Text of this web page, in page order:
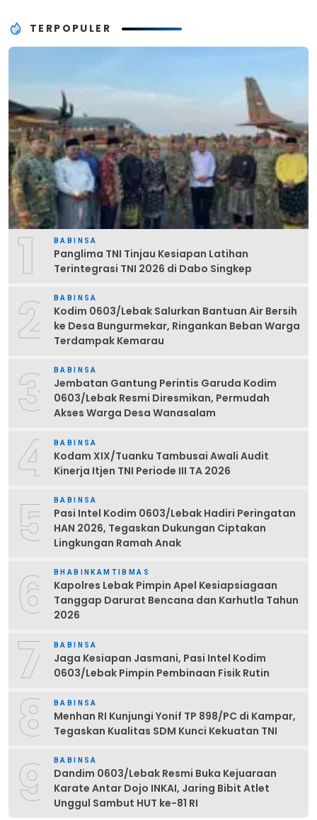
TERPOPULER
1 BABINSA
Panglima TNI Tinjau Kesiapan Latihan
Terintegrasi TNI 2026 di Dabo Singkep
2 BABINSA
Kodim 0603/Lebak Salurkan Bantuan Air Bersih
ke Desa Bungurmekar, Ringankan Beban Warga
Terdampak Kemarau
3 BABINSA
Jembatan Gantung Perintis Garuda Kodim
0603/Lebak Resmi Diresmikan, Permudah
Akses Warga Desa Wanasalam
4 BABINSA
Kodam XIX/Tuanku Tambusai Awali Audit
Kinerja Itjen TNI Periode III TA 2026
5 BABINSA
Pasi Intel Kodim 0603/Lebak Hadiri Peringatan
HAN 2026, Tegaskan Dukungan Ciptakan
Lingkungan Ramah Anak
6 BHABINKAMTIBMAS
Kapolres Lebak Pimpin Apel Kesiapsiagaan
Tanggap Darurat Bencana dan Karhutla Tahun
2026
7 BABINSA
Jaga Kesiapan Jasmani, Pasi Intel Kodim
0603/Lebak Pimpin Pembinaan Fisik Rutin
8 BABINSA
Menhan RI Kunjungi Yonif TP 898/PC di Kampar,
Tegaskan Kualitas SDM Kunci Kekuatan TNI
9 BABINSA
Dandim 0603/Lebak Resmi Buka Kejuaraan
Karate Antar Dojo INKAI, Jaring Bibit Atlet
Unggul Sambut HUT ke-81 RI